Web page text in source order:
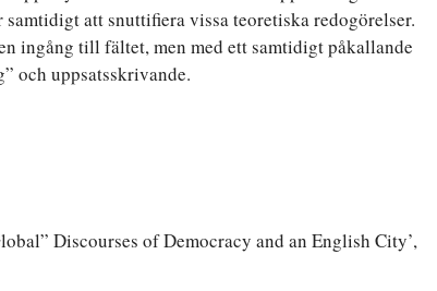
att snuttifiera vissa teoretiska redogörelser.
ingång till fältet, men med ett samtidigt påkallande
och uppsatsskrivande.
Discourses of Democracy and an English City’,